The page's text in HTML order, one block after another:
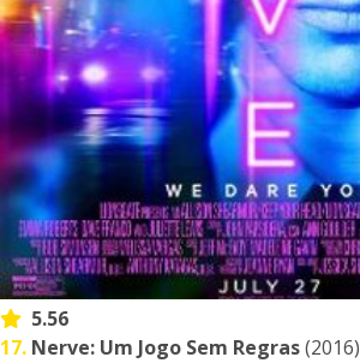
5.56
17. Nerve: Um Jogo Sem Regras(2016)